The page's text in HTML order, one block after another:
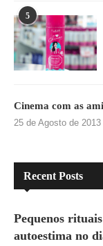
5
Cinema com as
25 de Agosto de 2013
Recent Posts
Pequenos
autoestima no